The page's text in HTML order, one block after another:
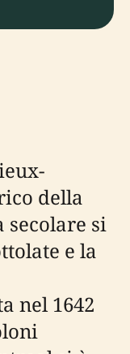
della
si
e la
nel 1642